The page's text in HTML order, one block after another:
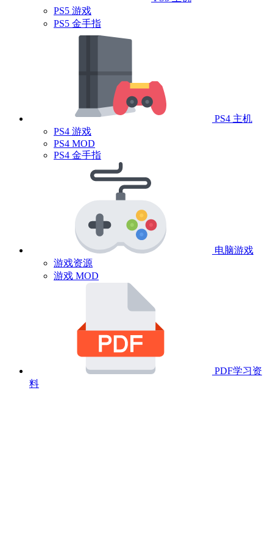
PS5 游戏
PS5 金手指
PS4 主机
PS4 游戏
PS4 MOD
PS4 金手指
电脑游戏
游戏资源
游戏 MOD
PDF学习资
料